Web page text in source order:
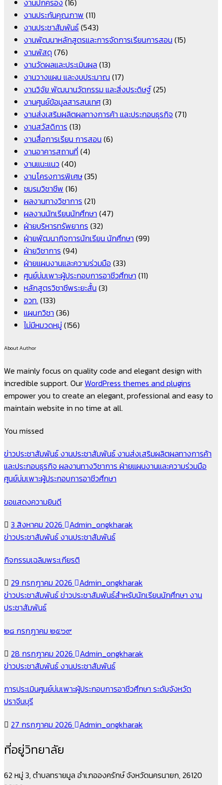
งานปกครอง (16)
งานประกันคุณภาพ (11)
งานประชาสัมพันธ์(543)
งานพัฒนาหลักสูตรและการจัดการเรียนการสอน (15)
งานพัสดุ (76)
งานวัดผลและประเมินผล (13)
งานวางแผน และงบประมาณ (17)
งานวิจัย พัฒนานวัตกรรม และสิ่งประดิษฐ์(25)
งานศูนย์ข้อมูลสารสนเทศ(3)
งานส่งเสริมผลิตผลทางการค้า และประกอบธุรกิจ (71)
งานสวัสดิการ (13)
งานสื่อการเรียน การสอน (6)
งานอาคารสถานที่ (4)
งานแนะแนว (40)
งานโครงการพิเศษ(35)
ชมรมวิชาชีพ (16)
ผลงานทางวิชาการ (21)
ผลงานนักเรียนนักศึกษา (47)
ฝ่ายบริหารทรัพยากร (32)
ฝ่ายพัฒนากิจการนักเรียน นักศึกษา (99)
ฝ่ายวิชาการ (94)
ฝ่ายแผนงานและความร่วมมือ (33)
ศูนย์บ่มเพาะผู้ประกอบการอาชีวศึกษา (11)
หลักสูตรวิชาชีพระยะสั้น (3)
อวท. (133)
แผนกวิชา (36)
ไม่มีหมวดหมู่ (156)
About Author
We mainly focus on quality code and elegant design with
incredible support. OurWordPress themes and plugins
empower you to create an elegant, professional and easy to
maintain website in no time at all.
You missed
ข่าวประชาสัมพันธ์งานประชาสัมพันธ์งานส่งเสริมผลิตผลทางการค้า
และประกอบธุรกิจ ผลงานทางวิชาการ ฝ่ายแผนงานและความร่วมมือ
ศูนย์บ่มเพาะผู้ประกอบการอาชีวศึกษา
ขอแสดงความยินดี
3 สิงหาคม 2026
Admin_ongkharak
ข่าวประชาสัมพันธ์งานประชาสัมพันธ์
กิจกรรมเฉลิมพระเกียรติ
29 กรกฎาคม 2026
Admin_ongkharak
ข่าวประชาสัมพันธ์ข่าวประชาสัมพันธ์สำหรับนักเรียนนักศึกษา งาน
ประชาสัมพันธ์
๒๘ กรกฎาคม ๒๕๖๙
28 กรกฎาคม 2026
Admin_ongkharak
ข่าวประชาสัมพันธ์งานประชาสัมพันธ์
การประเมินศูนย์บ่มเพาะผู้ประกอบการอาชีวศึกษา ระดับจังหวัด
ปราจีนบุรี
27 กรกฎาคม 2026
Admin_ongkharak
ที่อยู่วิทยาลัย
62 หมู่ 3, ตำบลทรายมูล อำเภอองครักษ์ จังหวัดนครนายก, 26120